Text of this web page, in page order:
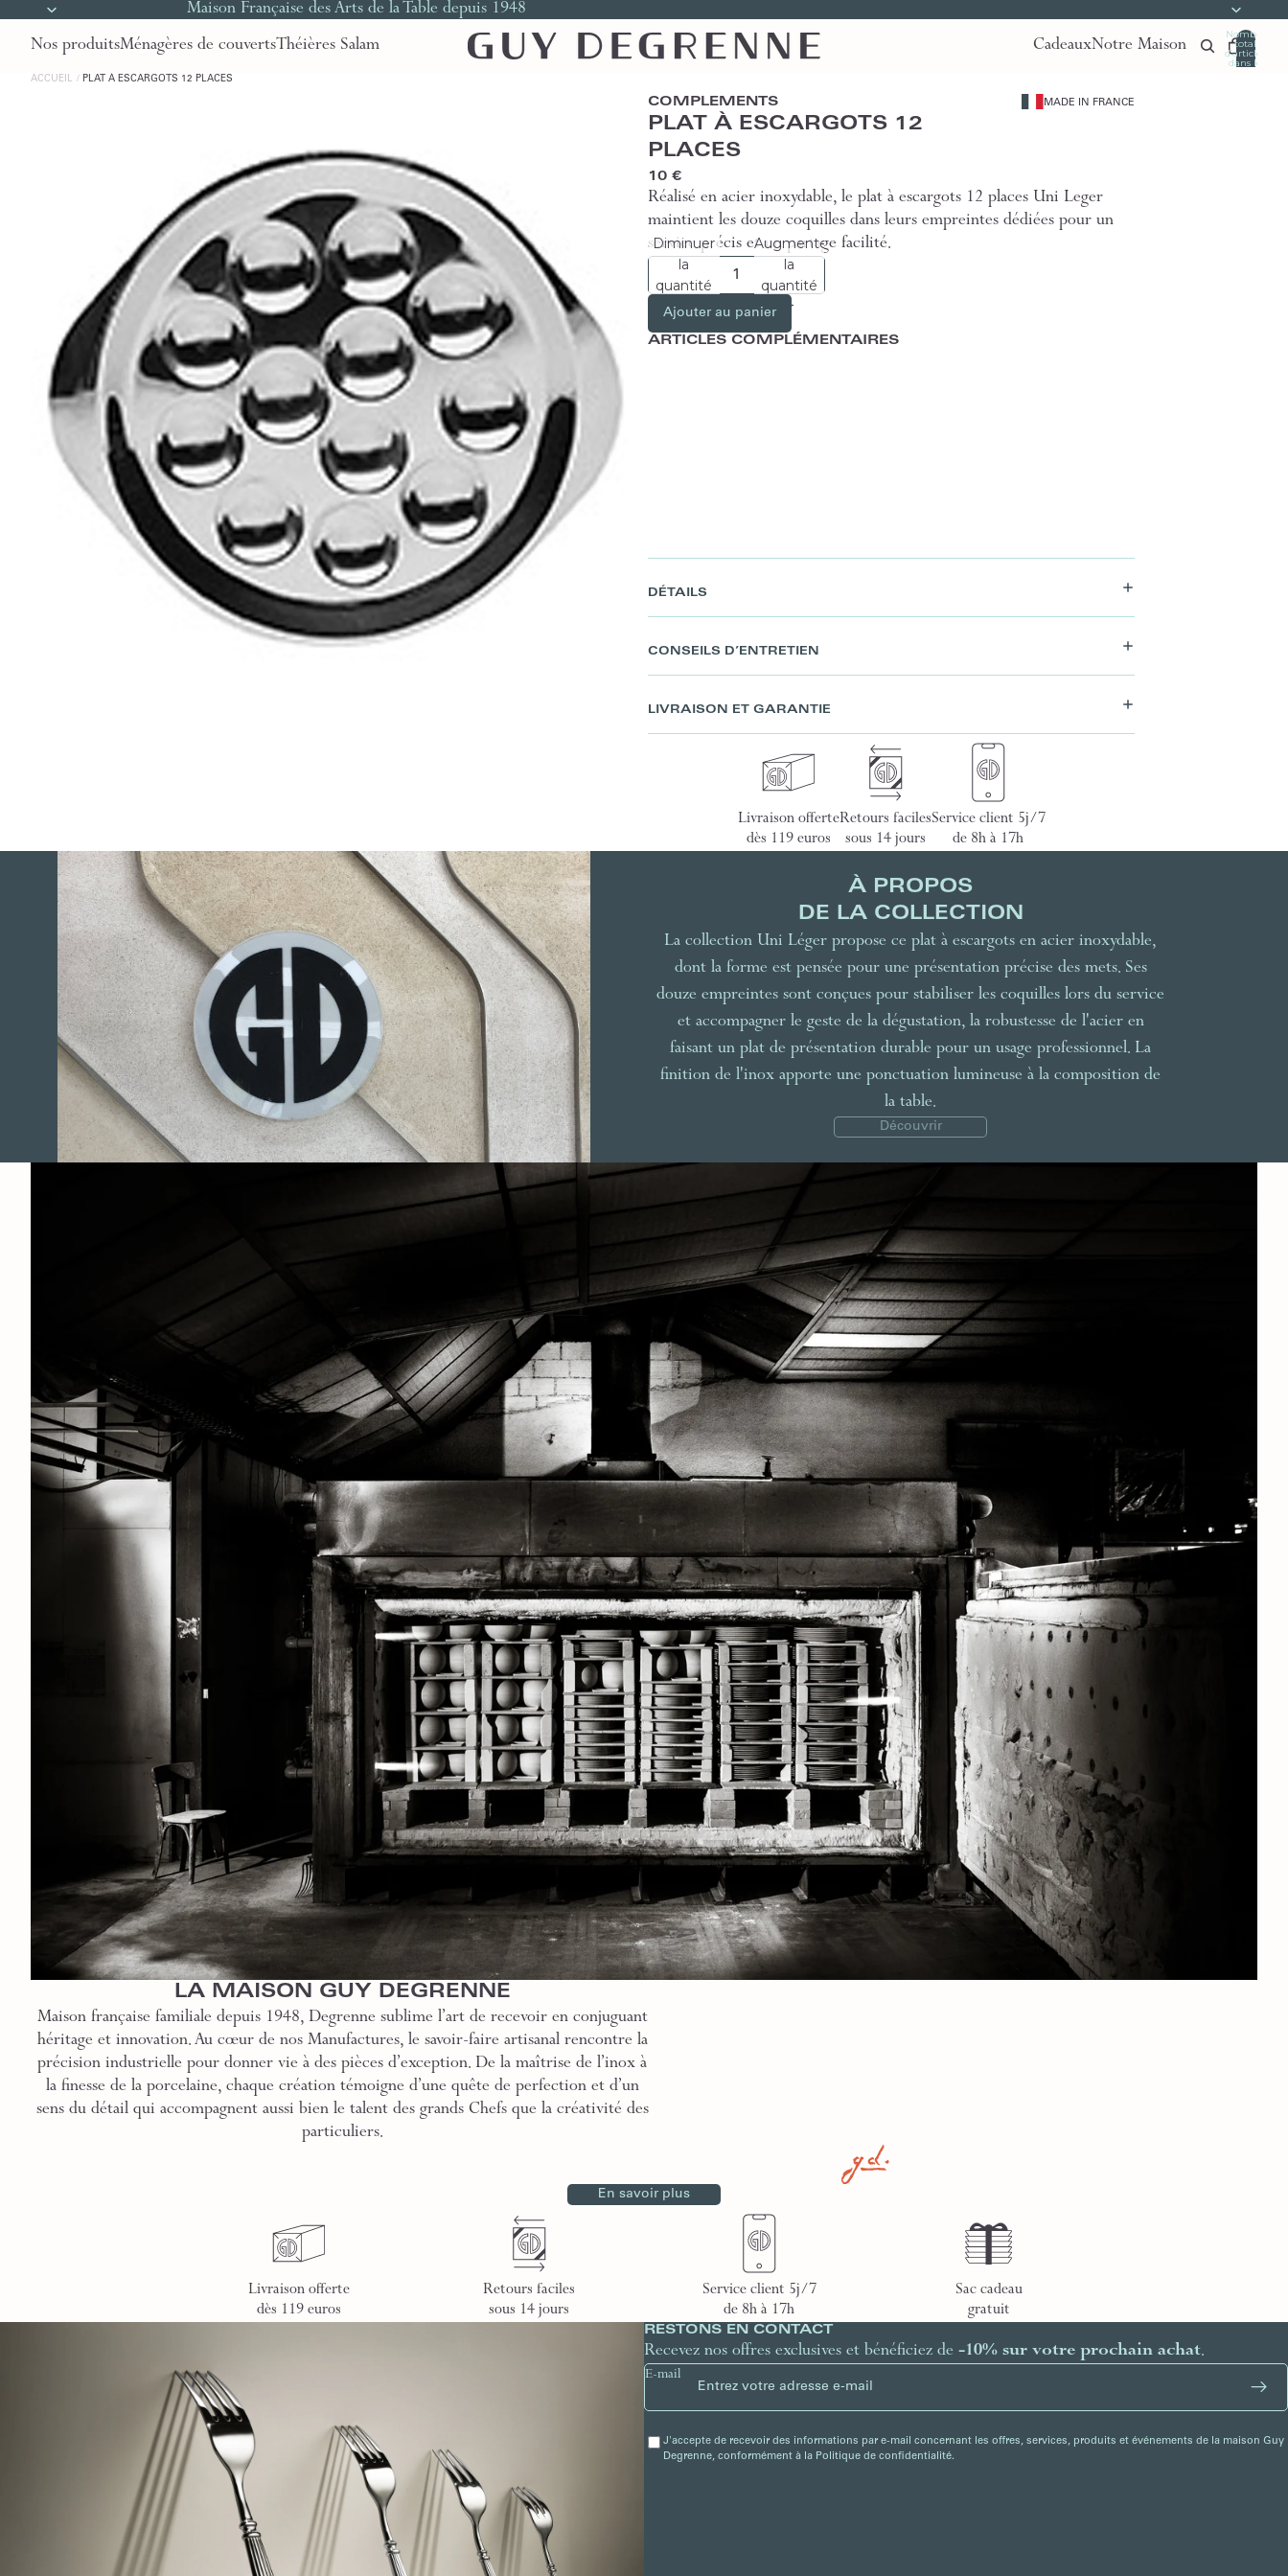
Maison Française des Arts de la Table depuis 1948
Nos produitsMénagères de couvertsThéières Salam CadeauxNotre Maison
Nombre
total
d’articles
dans le
ACCUEIL PLAT À ESCARGOTS 12 PLACES
COMPLEMENTS
PLAT À ESCARGOTS 12
PLACES
MADE IN FRANCE
10 €
Réalisé en acier inoxydable, le plat à escargots 12 places Uni Leger
maintient les douze coquilles dans leurs empreintes dédiées pour un
service précis et un partage facilité.
Diminuer
la
quantité
Augmenter
la
quantité
Ajouter au panier
ARTICLES COMPLÉMENTAIRES
DÉTAILS
CONSEILS D’ENTRETIEN
LIVRAISON ET GARANTIE
Livraison offerte
dès 119 euros
Retours faciles
sous 14 jours
Service client 5j/7
de 8h à 17h
À PROPOS
DE LA COLLECTION
La collection Uni Léger propose ce plat à escargots en acier inoxydable,
dont la forme est pensée pour une présentation précise des mets. Ses
douze empreintes sont conçues pour stabiliser les coquilles lors du service
et accompagner le geste de la dégustation, la robustesse de l'acier en
faisant un plat de présentation durable pour un usage professionnel. La
finition de l'inox apporte une ponctuation lumineuse à la composition de
la table.
Découvrir
LA MAISON GUY DEGRENNE
Maison française familiale depuis 1948, Degrenne sublime l’art de recevoir en conjuguant
héritage et innovation. Au cœur de nos Manufactures, le savoir-faire artisanal rencontre la
précision industrielle pour donner vie à des pièces d’exception. De la maîtrise de l’inox à
la finesse de la porcelaine, chaque création témoigne d’une quête de perfection et d’un
sens du détail qui accompagnent aussi bien le talent des grands Chefs que la créativité des
particuliers.
En savoir plus
Livraison offerte
dès 119 euros
Retours faciles
sous 14 jours
Service client 5j/7
de 8h à 17h
Sac cadeau
gratuit
RESTONS EN CONTACT
Recevez nos offres exclusives et bénéficiez de -10% sur votre prochain achat.
E-mail
J'accepte de recevoir des informations par e-mail concernant les offres, services, produits et événements de la maison Guy
Degrenne, conformément à la Politique de confidentialité.